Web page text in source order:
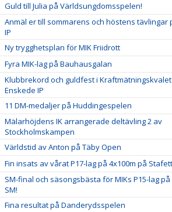
Guld till Julia på Världsungdomsspelen!
Anmäl er till sommarens och höstens tävlingar
IP
Ny trygghetsplan för MIK Friidrott
Fyra MIK-lag på Bauhausgalan
Klubbrekord och guldfest i
Enskede IP
11 DM-medaljer på Huddingespelen
Mälarhöjdens IK arrangerade deltävling 2 av
Stockholmskampen
Världstid av Anton på Täby Open
Fin insats av vårat P17-lag på 4x100m på
SM-final och säsongsbästa för MIKs P15-lag
SM!
Fina resultat på Danderydsspelen